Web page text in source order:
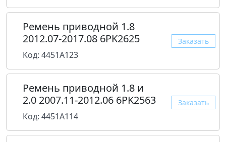
Ремень приводной 1.8
2012.07-2017.08 6PK2625
Код: 4451A123
Заказать
Ремень приводной 1.8 и
2.0 2007.11-2012.06 6PK2563
Код: 4451A114
Заказать